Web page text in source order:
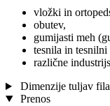
vložki in
obutev,
gumijasti meh
tesnila in tesnilni
različne
Dimenzije tuljav
Prenos